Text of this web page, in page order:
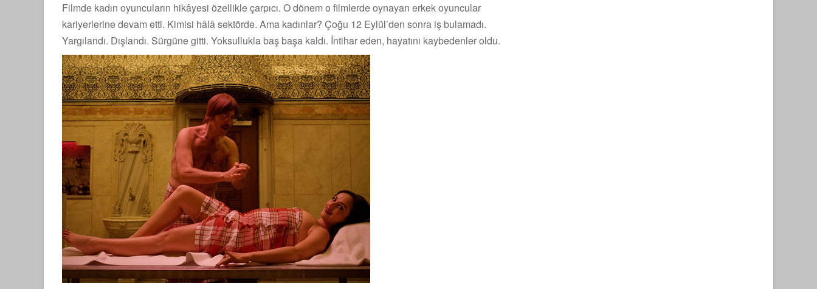
Filmde kadın oyuncuların hikâyesi özellikle çarpıcı. O dönem o filmlerde oynayan erkek oyuncular
kariyerlerine devam etti. Kimisi hâlâ sektörde. Ama kadınlar? Çoğu 12 Eylül’den sonra iş bulamadı.
Yargılandı. Dışlandı. Sürgüne gitti. Yoksullukla baş başa kaldı. İntihar eden, hayatını kaybedenler oldu.